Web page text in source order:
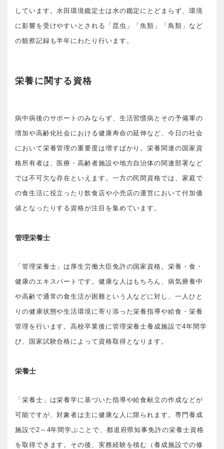
しています。水田環境鑑定士は水の鑑定にとどまらず、環境
に影響を受けやすいとされる「昆虫」「魚類」「鳥類」など
の観察記録も半年にわたり行います。
栄養に関する資格
病中病後のサポートのみならず、生活習慣病とその予備軍の
増加や高齢化社会における健康寿命の延伸など、今日の社会
において栄養管理の重要度は増すばかり。栄養関連の国家資
格所有者は、医療・高齢者施設や地方自治体の関連部署など
では不可欠な存在といえます。一方の民間資格では、家庭で
の食生活に役立ったり飲食店や小売店の運営において付加価
値となったりする資格が注目を集めています。
管理栄養士
「管理栄養士」は厚生労働大臣免許の国家資格。栄養・食・
健康のエキスパートです。健康な人はもちろん、病気療養中
や高齢で通常の食生活が困難という人などに対し、一人ひと
りの健康状態や生活環境に寄り添った栄養指導や給食・栄養
管理を行います。高校卒業後に管理栄養士養成施設で4年間学
び、国家試験合格によって資格取得となります。
栄養士
「栄養士」は栄養学に基づいた指導や給食献立の作成などが
可能ですが、対象者は主に健康な人に限られます。専門養成
施設で2～4年間学ぶことで、都道府県知事免許の栄養士資格
を取得できます。その後、実務経験を積む（養成施設での修